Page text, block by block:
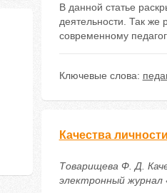
В данной статье
деятельности. Так же
современному
Ключевые слова:
Качества
Товарищева Ф. Д.
электронный журнал